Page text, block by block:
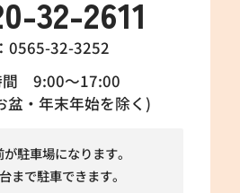
32-2611
0565-32-3252
間 9:00～17:00
盆・年末年始を除く)
駐車場になります。
まで駐車できます。